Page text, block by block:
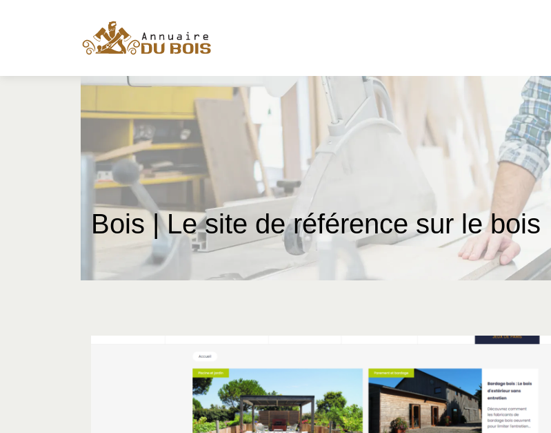
Bois | Le site de référence sur le bois